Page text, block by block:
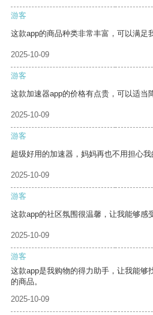
游客
这款app的商品种类非常丰富，可以满足
2025-10-09
游客
这款加速器app的价格有点贵，可以适当
2025-10-09
游客
超级好用的加速器，妈妈再也不用担心我
2025-10-09
游客
这款app的社区氛围很温馨，让我能够感
2025-10-09
游客
这款app是我购物的得力助手，让我能够
的商品。
2025-10-09